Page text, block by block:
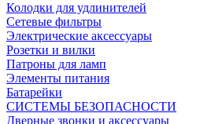
Колодки для удлинителей
Сетевые фильтры
Электрические аксессуары
Розетки и вилки
Патроны для ламп
Элементы питания
Батарейки
СИСТЕМЫ БЕЗОПАСНОСТИ
Дверные звонки и аксессуары